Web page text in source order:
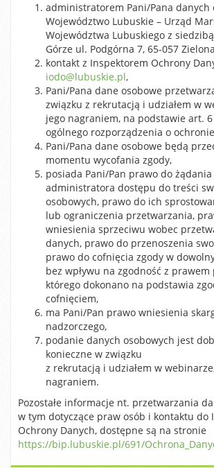
administratorem Pani/Pana danych
Województwo Lubuskie – Urząd
Województwa Lubuskiego z
Górze ul. Podgórna 7, 65-057
kontakt z Inspektorem Ochrony
iodo@lubuskie.pl,
Pani/Pana dane osobowe
związku z rekrutacją i udziałem w
jego nagraniem, na podstawie art.
ogólnego rozporządzenia o
Pani/Pana dane osobowe będą
momentu wycofania zgody,
posiada Pani/Pan prawo do żądania
administratora dostępu do treści
osobowych, prawo do ich
lub ograniczenia przetwarzania,
wniesienia sprzeciwu wobec
danych, prawo do przenoszenia
prawo do cofnięcia zgody w
bez wpływu na zgodność z
którego dokonano na podstawia
cofnięciem,
ma Pani/Pan prawo wniesienia
nadzorczego,
podanie danych osobowych jest
konieczne w związku
z rekrutacją i udziałem w
nagraniem.
Pozostałe informacje nt. przetwarzania
w tym dotyczące praw osób i kontaktu do
Ochrony Danych, dostępne są na stronie
https://bip.lubuskie.pl/691/